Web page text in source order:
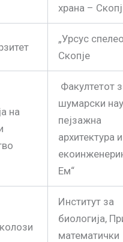
храна –
„Урсус
Скопје
на
Факултетот
шумарски
пејзажна
архитектура и
Ем“
Институт за
биологија,
математички